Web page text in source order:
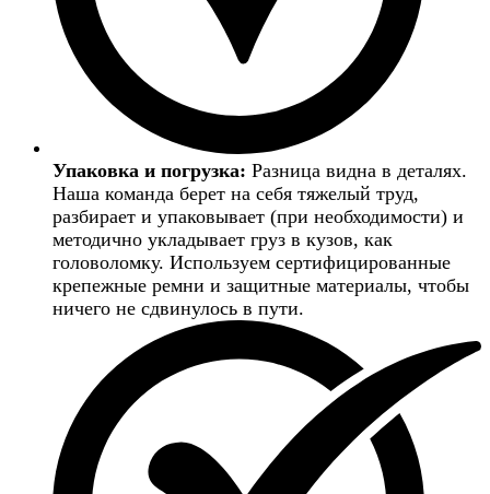
Упаковка и погрузка: Разница видна в деталях.
Наша команда берет на себя тяжелый труд,
разбирает и упаковывает (при необходимости) и
методично укладывает груз в кузов, как
головоломку. Используем сертифицированные
крепежные ремни и защитные материалы, чтобы
ничего не сдвинулось в пути.